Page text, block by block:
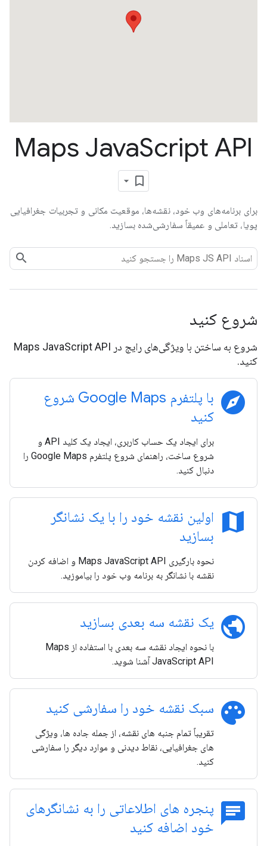
Maps JavaScript API
برای برنامه‌های وب خود، نقشه‌ها، موقعیت مکانی و تجربیات جغرافیایی
پویا، تعاملی و عمیقاً سفارشی‌شده بسازید.
شروع کنید
شروع به ساختن با ویژگی‌های رایج در Maps JavaScript API
کنید.
explore
با پلتفرم Google Maps شروع
کنید
برای ایجاد یک حساب کاربری، ایجاد یک کلید API و
شروع ساخت، راهنمای شروع پلتفرم Google Maps را
دنبال کنید.
map اولین نقشه خود را با یک نشانگر
بسازید
نحوه بارگیری Maps JavaScript API و اضافه کردن
نقشه با نشانگر به برنامه وب خود را بیاموزید.
public یک نقشه سه بعدی بسازید
با نحوه ایجاد نقشه سه بعدی با استفاده از Maps
JavaScript API آشنا شوید.
palette سبک نقشه خود را سفارشی کنید
تقریباً تمام جنبه های نقشه، از جمله جاده ها، ویژگی
های جغرافیایی، نقاط دیدنی و موارد دیگر را سفارشی
کنید.
chat
پنجره های اطلاعاتی را به نشانگرهای
خود اضافه کنید